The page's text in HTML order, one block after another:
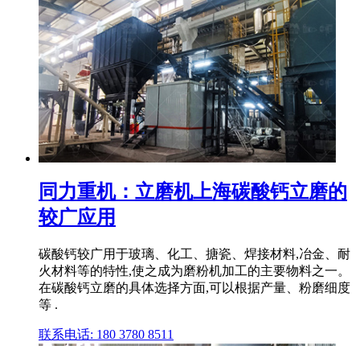
同力重机：立磨机上海碳酸钙立磨的
较广应用
碳酸钙较广用于玻璃、化工、搪瓷、焊接材料,冶金、耐
火材料等的特性,使之成为磨粉机加工的主要物料之一。
在碳酸钙立磨的具体选择方面,可以根据产量、粉磨细度
等 .
联系电话: 180 3780 8511